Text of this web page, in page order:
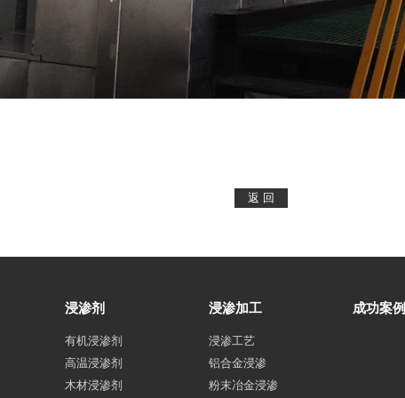
浸渗剂
有机浸渗剂
高温浸渗剂
木材浸渗剂
浸渗加工
浸渗工艺
铝合金浸渗
粉末冶金浸渗
成功案例